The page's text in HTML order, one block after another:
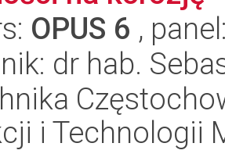
OPUS 6 ,
dr hab.
i Technologii